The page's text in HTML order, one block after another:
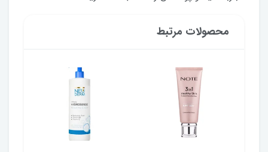
محصولات مرتبط